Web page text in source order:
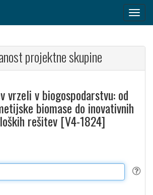
projektne skupine
vrzeli v biogospodarstvu: od
biomase do inovativnih
rešitev [V4-1824]